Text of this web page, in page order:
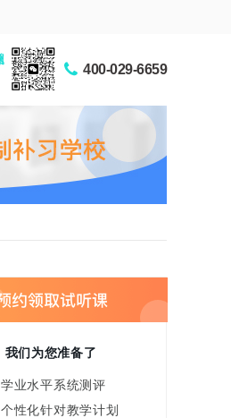
400-029-6659
我们为您准备了
学业水平系统测评
个性化针对教学计划